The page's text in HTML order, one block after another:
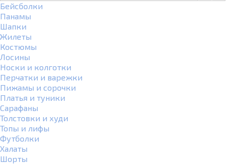
Бейсболки
Панамы
Шапки
Жилеты
Костюмы
Лосины
Носки и колготки
Перчатки и варежки
Пижамы и сорочки
Платья и туники
Сарафаны
Толстовки и худи
Топы и лифы
Футболки
Халаты
Шорты